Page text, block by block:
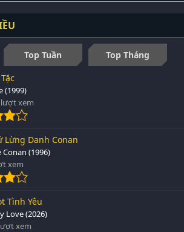
Top Tuần
Top Tháng
(1999)
lượt xem
Lừng Danh Conan
Conan (1996)
xem
Tình Yêu
Love (2026)
xem